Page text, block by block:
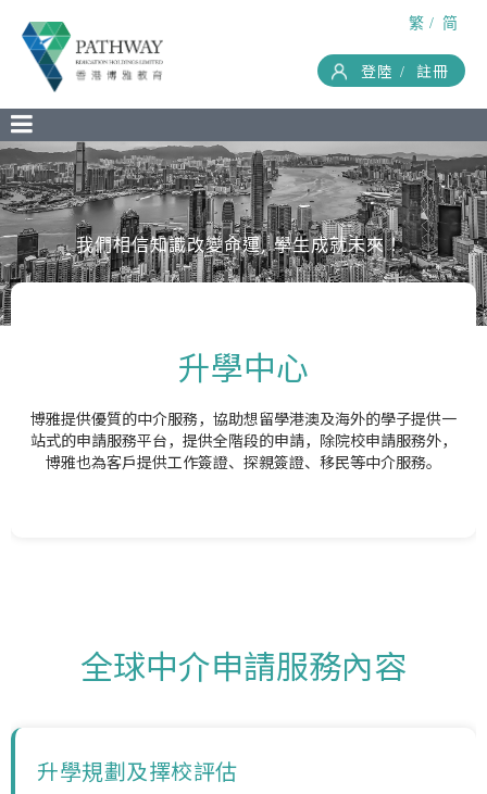
繁 简
登陸 註冊
我們相信知識改變命運, 學生成就未來！
升學中心
博雅提供優質的中介服務，協助想留學港澳及海外的學子提供一
站式的申請服務平台，提供全階段的申請，除院校申請服務外，
博雅也為客戶提供工作簽證、探親簽證、移民等中介服務。
全球中介申請服務內容
升學規劃及擇校評估